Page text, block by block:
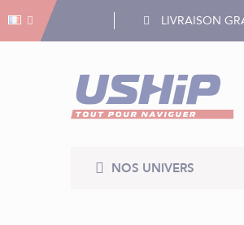
LIVRAISON
NOS UNIVERS
Gestion des cookies
Gestion des cookies